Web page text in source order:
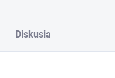
Diskusia